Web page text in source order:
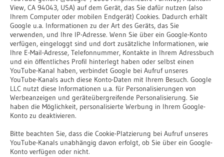
View, CA 94043, USA) auf dem Gerät, das Sie dafür nutzen (also
Ihrem Computer oder mobilen Endgerät) Cookies. Dadurch erhält
Google u.a. Informationen zu der Art des Geräts, das Sie
verwenden, und Ihre IP-Adresse. Wenn Sie über ein Google-Konto
verfügen, eingeloggt sind und dort zusätzliche Informationen, wie
Ihre E-Mail-Adresse, Telefonnummer, Kontakte in Ihrem Adressbuch
und ein öffentliches Profil hinterlegt haben oder selbst einen
YouTube-Kanal haben, verbindet Google bei Aufruf unseres
YouTube-Kanals auch diese Konto-Daten mit Ihrem Besuch. Google
LLC nutzt diese Informationen u.a. für Personalisierungen von
Werbeanzeigen und geräteübergreifende Personalisierung. Sie
haben die Möglichkeit, personalisierte Werbung in Ihrem Google-
Konto zu deaktivieren.
Bitte beachten Sie, dass die Cookie-Platzierung bei Aufruf unseres
YouTube-Kanals unabhängig davon erfolgt, ob Sie über ein Google-
Konto verfügen oder nicht.